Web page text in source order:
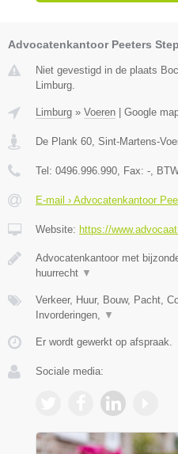
Advocatenkantoor Peeters
Niet gevestigd in de plaats
Limburg.
Limburg » Voeren Google
De Plank 60, Sint-Martens-
Tel: 0496.996.990 , Fax: - ,
E-mail › Advocatenkantoor
Website: https://
Advocatenkantoor met
huurrecht ▼
Verkeer, Huur, Bouw, Pacht,
Invorderingen,
▼
Er wordt gewerkt op afspraak.
Sociale media: